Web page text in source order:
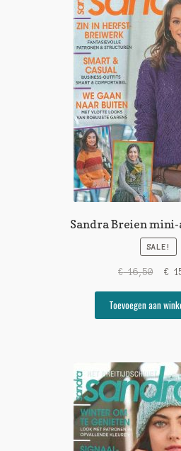
Sandra Breien
SALE!
€16,50
was:
€
€
Toevoegen aan